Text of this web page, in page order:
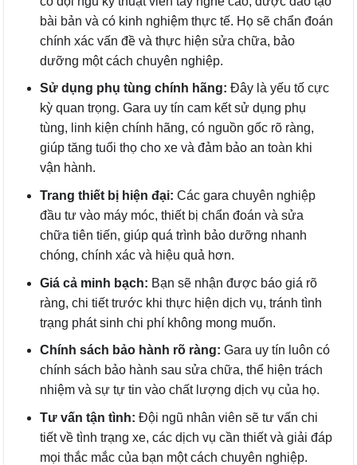
bài bản và có kinh nghiệm thực tế. Họ sẽ chẩn đoán
chính xác vấn đề và thực hiện sửa chữa, bảo
dưỡng một cách chuyên nghiệp.
Sử dụng phụ tùng chính hãng: Đây là yếu tố cực
kỳ quan trọng. Gara uy tín cam kết sử dụng phụ
tùng, linh kiện chính hãng, có nguồn gốc rõ ràng,
giúp tăng tuổi thọ cho xe và đảm bảo an toàn khi
vận hành.
Trang thiết bị hiện đại: Các gara chuyên nghiệp
đầu tư vào máy móc, thiết bị chẩn đoán và sửa
chữa tiên tiến, giúp quá trình bảo dưỡng nhanh
chóng, chính xác và hiệu quả hơn.
Giá cả minh bạch: Bạn sẽ nhận được báo giá rõ
ràng, chi tiết trước khi thực hiện dịch vụ, tránh tình
trạng phát sinh chi phí không mong muốn.
Chính sách bảo hành rõ ràng: Gara uy tín luôn có
chính sách bảo hành sau sửa chữa, thể hiện trách
nhiệm và sự tự tin vào chất lượng dịch vụ của họ.
Tư vấn tận tình: Đội ngũ nhân viên sẽ tư vấn chi
tiết về tình trạng xe, các dịch vụ cần thiết và giải đáp
mọi thắc mắc của bạn một cách chuyên nghiệp.